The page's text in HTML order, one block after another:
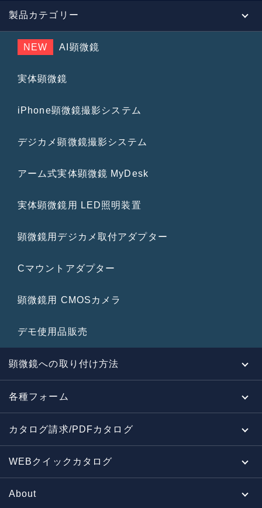
製品カテゴリー
NEW AI顕微鏡
実体顕微鏡
iPhone顕微鏡撮影システム
デジカメ顕微鏡撮影システム
アーム式実体顕微鏡 MyDesk
実体顕微鏡用 LED照明装置
顕微鏡用デジカメ取付アダプター
Cマウントアダプター
顕微鏡用 CMOSカメラ
デモ使用品販売
顕微鏡への取り付け方法
各種フォーム
カタログ請求/PDFカタログ
WEBクイックカタログ
About